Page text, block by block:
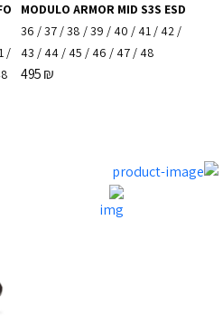
MODULO ARMOR MID S3S ESD
36 /37 /38 /39 / 40 / 41 / 42 /
43 / 44 / 45 / 46 / 47 / 48
495₪
/